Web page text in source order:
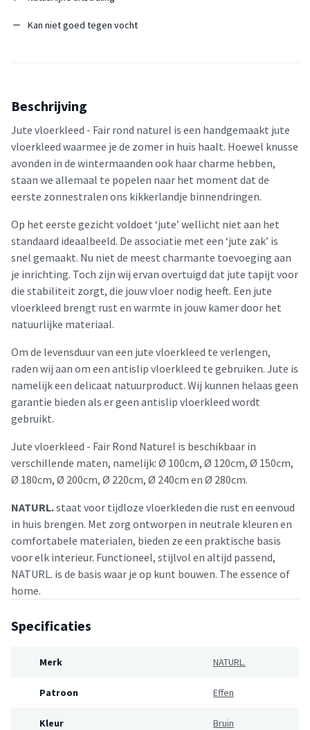
Kan niet goed tegen vocht
Beschrijving
Jute vloerkleed - Fair rond naturel is een handgemaakt jute
vloerkleed waarmee je de zomer in huis haalt. Hoewel knusse
avonden in de wintermaanden ook haar charme hebben,
staan we allemaal te popelen naar het moment dat de
eerste zonnestralen ons kikkerlandje binnendringen.
Op het eerste gezicht voldoet ‘jute’ wellicht niet aan het
standaard ideaalbeeld. De associatie met een ‘jute zak’ is
snel gemaakt. Nu niet de meest charmante toevoeging aan
je inrichting. Toch zijn wij ervan overtuigd dat jute tapijt voor
die stabiliteit zorgt, die jouw vloer nodig heeft. Een jute
vloerkleed brengt rust en warmte in jouw kamer door het
natuurlijke materiaal.
Om de levensduur van een jute vloerkleed te verlengen,
raden wij aan om een antislip vloerkleed te gebruiken. Jute is
namelijk een delicaat natuurproduct. Wij kunnen helaas geen
garantie bieden als er geen antislip vloerkleed wordt
gebruikt.
Jute vloerkleed - Fair Rond Naturel is beschikbaar in
verschillende maten, namelijk: Ø 100cm, Ø 120cm, Ø 150cm,
Ø 180cm, Ø 200cm, Ø 220cm, Ø 240cm en Ø 280cm.
NATURL.staat voor tijdloze vloerkleden die rust en eenvoud
in huis brengen. Met zorg ontworpen in neutrale kleuren en
comfortabele materialen, bieden ze een praktische basis
voor elk interieur. Functioneel, stijlvol en altijd passend,
NATURL. is de basis waar je op kunt bouwen. The essence of
home.
Specificaties
Merk NATURL.
Patroon Effen
Kleur Bruin